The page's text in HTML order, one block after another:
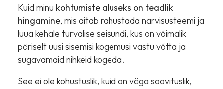
Kuid minu kohtumiste aluseks on teadlik
hingamine, mis aitab rahustada närvisüsteemi ja
luua kehale turvalise seisundi, kus on võimalik
päriselt uusi sisemisi kogemusi vastu võtta ja
sügavamaid nihkeid kogeda.
See ei ole kohustuslik, kuid on väga soovituslik,